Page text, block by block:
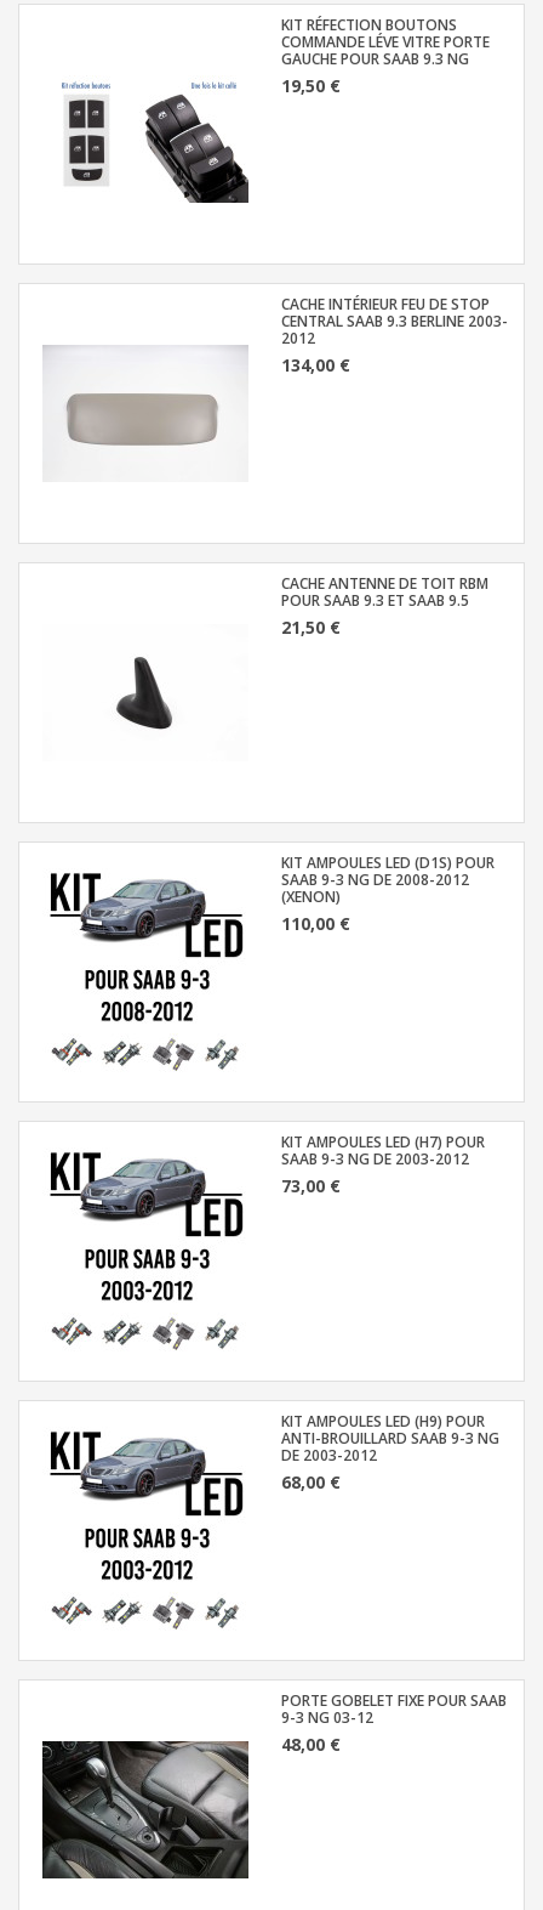
KIT RÉFECTION BOUTONS
COMMANDE LÉVE VITRE PORTE
GAUCHE POUR SAAB 9.3 NG
19,50 €
CACHE INTÉRIEUR FEU DE STOP
CENTRAL SAAB 9.3 BERLINE 2003-
2012
134,00 €
CACHE ANTENNE DE TOIT RBM
POUR SAAB 9.3 ET SAAB 9.5
21,50 €
KIT AMPOULES LED (D1S) POUR
SAAB 9-3 NG DE 2008-2012
(XENON)
110,00 €
KIT AMPOULES LED (H7) POUR
SAAB 9-3 NG DE 2003-2012
73,00 €
KIT AMPOULES LED (H9) POUR
ANTI-BROUILLARD SAAB 9-3 NG
DE 2003-2012
68,00 €
PORTE GOBELET FIXE POUR SAAB
9-3 NG 03-12
48,00 €